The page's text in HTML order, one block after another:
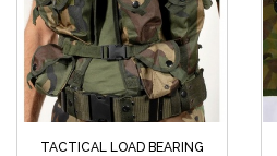
TACTICAL LOAD BEARING